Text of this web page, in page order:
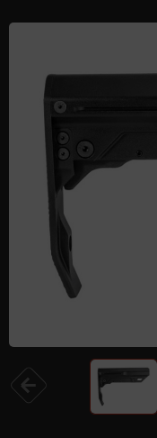
Одежда и обувь
Дроны (БПЛА)
Подарочные